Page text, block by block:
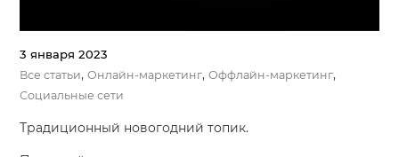
3 января 2023
Все статьи,Онлайн-маркетинг,Оффлайн-маркетинг,
Социальные сети
Традиционный новогодний топик.